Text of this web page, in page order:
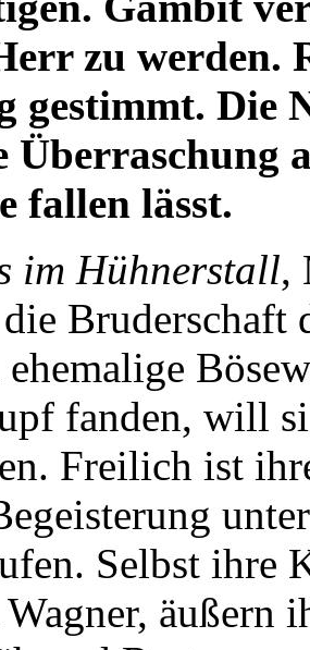
zu werden.
gestimmt. Die
Überraschung
fallen lässt.
im Hühnerstall,
fanden, will
Freilich ist
Selbst ihre
äußern